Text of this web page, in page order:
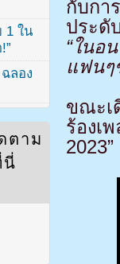
กับกา
ประดั
“ในอ
แฟนๆ
ขณะเ
ร้องเ
1 ใน
ลอง
ตาม
นี่